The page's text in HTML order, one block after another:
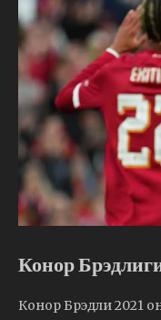
Конор
Конор Брэдли 2021